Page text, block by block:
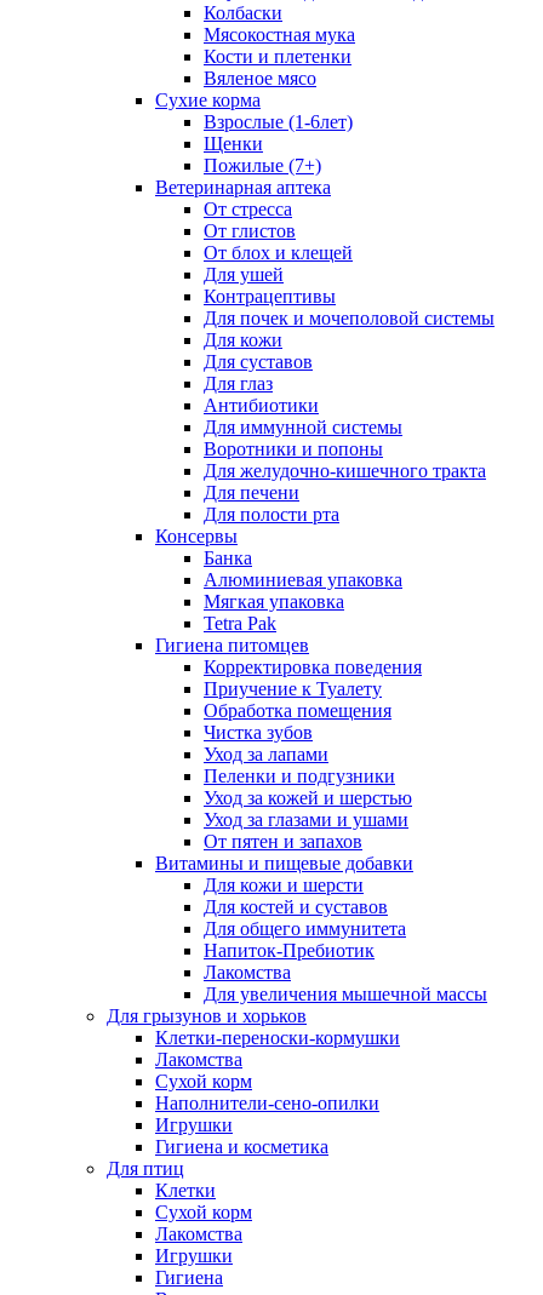
Колбаски
Мясокостная мука
Кости и плетенки
Вяленое мясо
Сухие корма
Взрослые (1-6лет)
Щенки
Пожилые (7+)
Ветеринарная аптека
От стресса
От глистов
От блох и клещей
Для ушей
Контрацептивы
Для почек и мочеполовой системы
Для кожи
Для суставов
Для глаз
Антибиотики
Для иммунной системы
Воротники и попоны
Для желудочно-кишечного тракта
Для печени
Для полости рта
Консервы
Банка
Алюминиевая упаковка
Мягкая упаковка
Tetra Pak
Гигиена питомцев
Корректировка поведения
Приучение к Туалету
Обработка помещения
Чистка зубов
Уход за лапами
Пеленки и подгузники
Уход за кожей и шерстью
Уход за глазами и ушами
От пятен и запахов
Витамины и пищевые добавки
Для кожи и шерсти
Для костей и суставов
Для общего иммунитета
Напиток-Пребиотик
Лакомства
Для увеличения мышечной массы
Для грызунов и хорьков
Клетки-переноски-кормушки
Лакомства
Сухой корм
Наполнители-сено-опилки
Игрушки
Гигиена и косметика
Для птиц
Клетки
Сухой корм
Лакомства
Игрушки
Гигиена